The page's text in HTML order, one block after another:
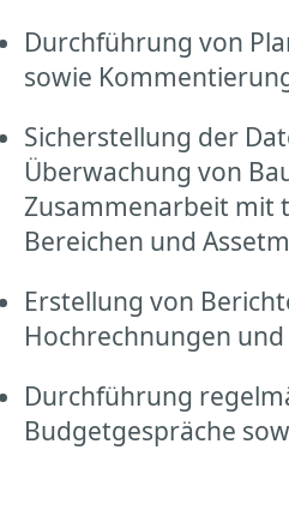
Durchführung von
sowie
Sicherstellung der
Überwachung von
Zusammenarbeit mit
Bereichen und
Erstellung von
Hochrechnungen und
Durchführung
Budgetgespräche